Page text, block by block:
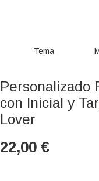
Tema
Personalizado
con Inicial y
Lover
22,00 €